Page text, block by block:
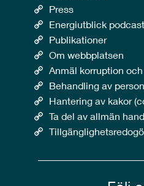
Press
Energiutblick podcast
Publikationer
Om webbplatsen
Anmäl korruption
Behandling av
Hantering av kakor
Ta del av allmän